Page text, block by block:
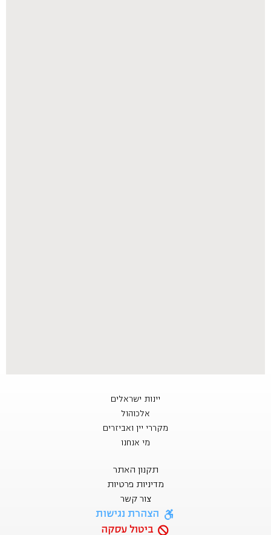
יינות ישראלים
אלכוהול
מקררי יין ואביזרים
מי אנחנו
תקנון האתר
מדיניות פרטיות
צור קשר
הצהרת נגישות
ביטול עסקה